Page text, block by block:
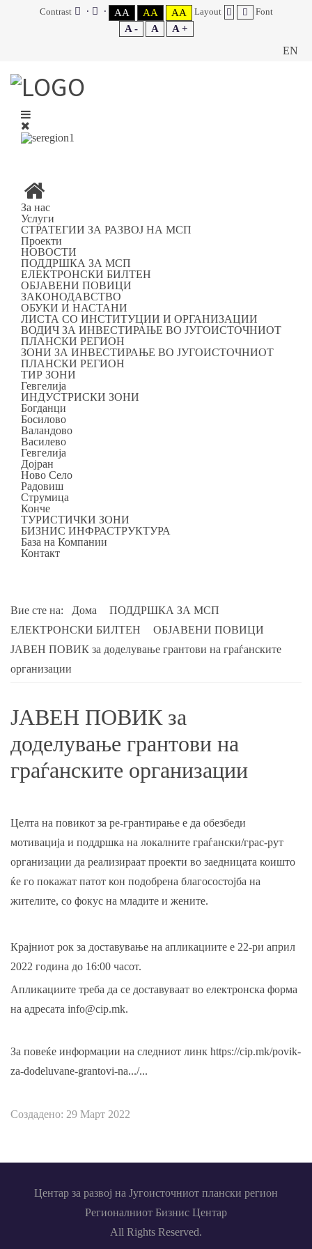
Contrast AA AA AA Layout Font
A - A A +
EN
За нас
Услуги
СТРАТЕГИИ ЗА РАЗВОЈ НА МСП
Проекти
НОВОСТИ
ПОДДРШКА ЗА МСП
ЕЛЕКТРОНСКИ БИЛТЕН
ОБЈАВЕНИ ПОВИЦИ
ЗАКОНОДАВСТВО
ОБУКИ И НАСТАНИ
ЛИСТА СО ИНСТИТУЦИИ И ОРГАНИЗАЦИИ
ВОДИЧ ЗА ИНВЕСТИРАЊЕ ВО ЈУГОИСТОЧНИОТ
ПЛАНСКИ РЕГИОН
ЗОНИ ЗА ИНВЕСТИРАЊЕ ВО ЈУГОИСТОЧНИОТ
ПЛАНСКИ РЕГИОН
ТИР ЗОНИ
Гевгелија
ИНДУСТРИСКИ ЗОНИ
Богданци
Босилово
Валандово
Василево
Гевгелија
Дојран
Ново Село
Радовиш
Струмица
Конче
ТУРИСТИЧКИ ЗОНИ
БИЗНИС ИНФРАСТРУКТУРА
База на Компании
Контакт
Вие сте на: Дома
ПОДДРШКА ЗА МСП
ЕЛЕКТРОНСКИ БИЛТЕН
ОБЈАВЕНИ ПОВИЦИ
ЈАВЕН ПОВИК за доделување грантови на граѓанските
организации
ЈАВЕН ПОВИК за
доделување грантови на
граѓанските организации
Целта на повикот за ре-грантирање е да обезбеди
мотивација и поддршка на локалните граѓански/грас-рут
организации да реализираат проекти во заедницата коишто
ќе го покажат патот кон подобрена благосостојба на
жителите, со фокус на младите и жените.
Крајниот рок за доставување на апликациите е 22-ри април
2022 година до 16:00 часот.
Апликациите треба да се доставуваат во електронска форма
на адресата info@cip.mk.
За повеќе информации на следниот линк https://cip.mk/povik-
za-dodeluvane-grantovi-na.../...
Создадено: 29 Март 2022
Центар за развој на Југоисточниот плански регион
Регионалниот Бизнис Центар
All Rights Reserved.